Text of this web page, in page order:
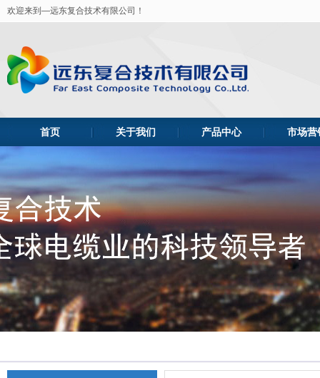
欢迎来到—远东复合技术有限公司！
首页 关于我们 产品中心 市场营